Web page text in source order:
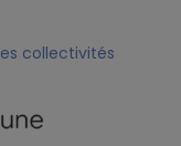
collectivités